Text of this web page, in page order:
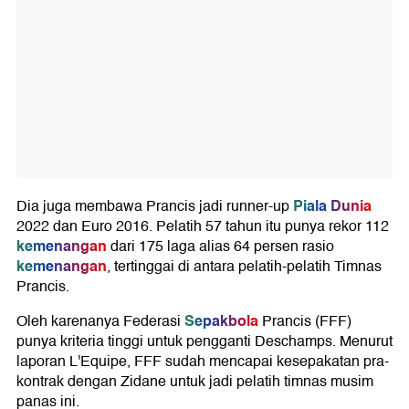
Dia juga membawa Prancis jadi runner-upPiala Dunia
2022 dan Euro 2016. Pelatih 57 tahun itu punya rekor 112
kemenangandari 175 laga alias 64 persen rasio
kemenangan, tertinggai di antara pelatih-pelatih Timnas
Prancis.
Oleh karenanya FederasiSepakbolaPrancis (FFF)
punya kriteria tinggi untuk pengganti Deschamps. Menurut
laporan L'Equipe, FFF sudah mencapai kesepakatan pra-
kontrak dengan Zidane untuk jadi pelatih timnas musim
panas ini.